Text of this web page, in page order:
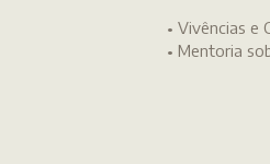
• Vivências e
• Mentoria